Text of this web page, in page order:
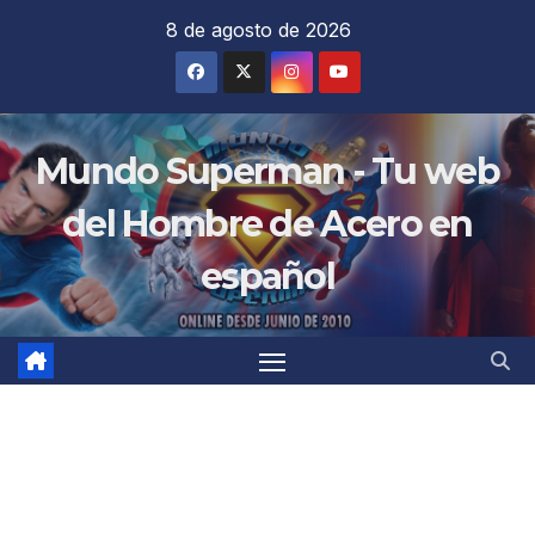
8 de agosto de 2026
Mundo Superman - Tu web
del Hombre de Acero en
español